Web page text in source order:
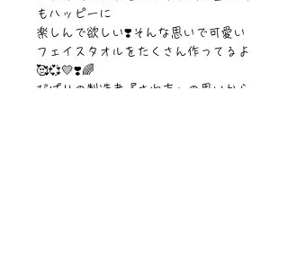
もハッピーに
楽しんで欲しい❣️そんな思いで可愛い
フェイスタオルをたくさん作ってるよ
🥰💞💛❣️🌈
ぴぱりの製造者『さわ吉』の思いから